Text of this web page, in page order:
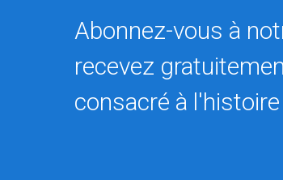
Abonnez-vous à
recevez
consacré à